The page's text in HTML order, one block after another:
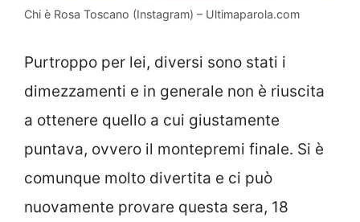
Chi è Rosa Toscano (Instagram) – Ultimaparola.com
Purtroppo per lei, diversi sono stati i
dimezzamenti e in generale non è riuscita
a ottenere quello a cui giustamente
puntava, ovvero il montepremi finale. Si è
comunque molto divertita e ci può
nuovamente provare questa sera, 18